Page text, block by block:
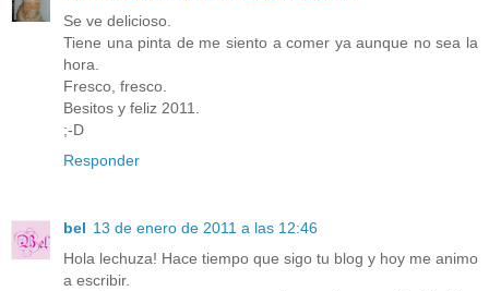
Se ve delicioso.
Tiene una pinta de me siento a comer ya aunque no sea la
hora.
Fresco, fresco.
Besitos y feliz 2011.
;-D
Responder
bel 13 de enero de 2011 a las 12:46
Hola lechuza! Hace tiempo que sigo tu blog y hoy me animo
a escribir.